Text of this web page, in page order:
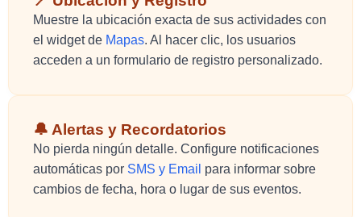
Muestre la ubicación exacta de sus actividades con
el widget de Mapas. Al hacer clic, los usuarios
acceden a un formulario de registro personalizado.
🔔 Alertas y Recordatorios
No pierda ningún detalle. Configure notificaciones
automáticas por SMS y Email para informar sobre
cambios de fecha, hora o lugar de sus eventos.